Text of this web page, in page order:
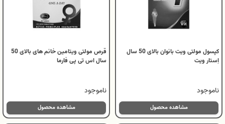
کپسول مولتی ویت بانوان بالای 50 سال
اِستار ویت
ناموجود
مشاهده محصول
قرص مولتی ویتامین خانم های بالای 50
سال اس تی پی فارما
ناموجود
مشاهده محصول